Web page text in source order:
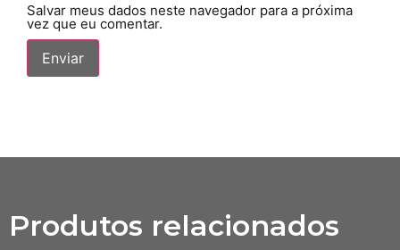
Salvar meus dados neste navegador para a próxima
vez que eu comentar.
Produtos relacionados